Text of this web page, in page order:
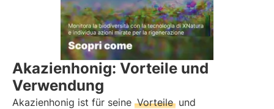
Akazienhonig: Vorteile und
Verwendung
Akazienhonig ist für seine Vorteile und